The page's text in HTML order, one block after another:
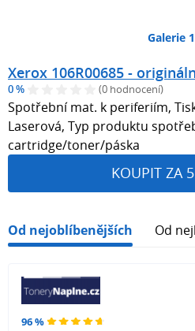
Galerie
Xerox 106R00685 -
0 % (0 hodnocení)
Spotřební mat. k periferiím,
Laserová, Typ produktu
cartridge/toner/páska
KOUPIT ZA
Od nejoblíbenějších Od
96 %